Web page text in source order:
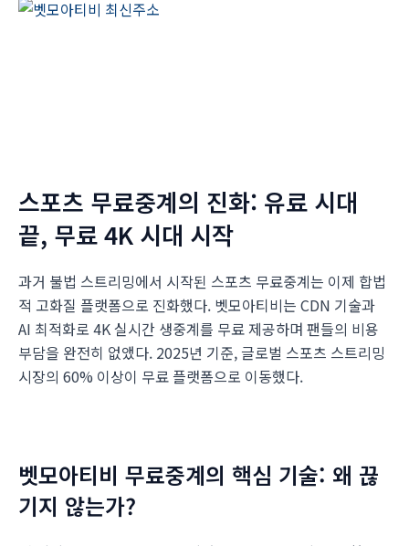
스포츠 무료중계의 진화: 유료 시대
끝, 무료 4K 시대 시작
과거 불법 스트리밍에서 시작된 스포츠 무료중계는 이제 합법
적 고화질 플랫폼으로 진화했다. 벳모아티비는 CDN 기술과
AI 최적화로 4K 실시간 생중계를 무료 제공하며 팬들의 비용
부담을 완전히 없앴다. 2025년 기준, 글로벌 스포츠 스트리밍
시장의 60% 이상이 무료 플랫폼으로 이동했다.
벳모아티비 무료중계의 핵심 기술: 왜 끊
기지 않는가?